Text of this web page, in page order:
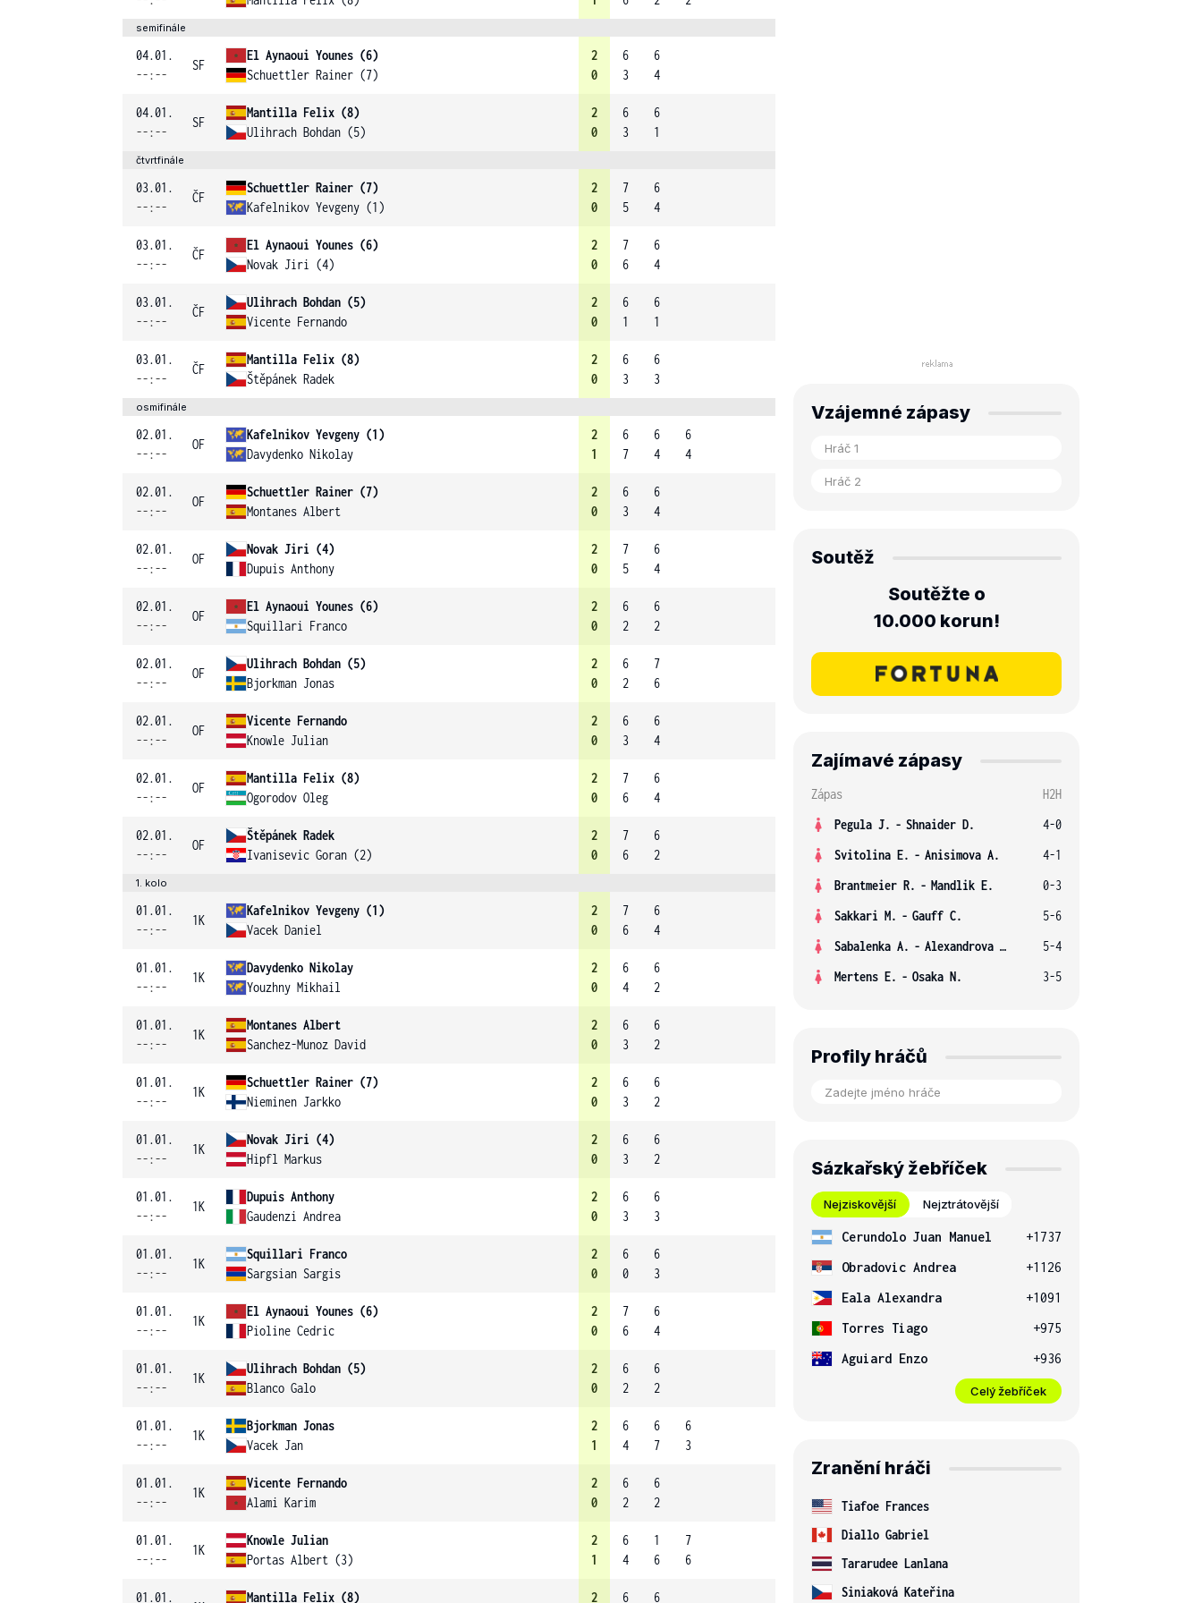
semifinále
04.01.
--:--
SF
El Aynaoui Younes (6)
Schuettler Rainer (7)
2
0
6
3
6
4
04.01.
--:--
SF
Mantilla Felix (8)
Ulihrach Bohdan (5)
2
0
6
3
6
1
čtvrtfinále
03.01.
--:--
ČF
Schuettler Rainer (7)
Kafelnikov Yevgeny (1)
2
0
7
5
6
4
03.01.
--:--
ČF
El Aynaoui Younes (6)
Novak Jiri (4)
2
0
7
6
6
4
03.01.
--:--
ČF
Ulihrach Bohdan (5)
Vicente Fernando
2
0
6
1
6
1
03.01.
--:--
ČF
Mantilla Felix (8)
Štěpánek Radek
2
0
6
3
6
3
osmifinále
02.01.
--:--
OF
Kafelnikov Yevgeny (1)
Davydenko Nikolay
2
1
6
7
6
4
6
4
02.01.
--:--
OF
Schuettler Rainer (7)
Montanes Albert
2
0
6
3
6
4
02.01.
--:--
OF
Novak Jiri (4)
Dupuis Anthony
2
0
7
5
6
4
02.01.
--:--
OF
El Aynaoui Younes (6)
Squillari Franco
2
0
6
2
6
2
02.01.
--:--
OF
Ulihrach Bohdan (5)
Bjorkman Jonas
2
0
6
2
7
6
02.01.
--:--
OF
Vicente Fernando
Knowle Julian
2
0
6
3
6
4
02.01.
--:--
OF
Mantilla Felix (8)
Ogorodov Oleg
2
0
7
6
6
4
02.01.
--:--
OF
Štěpánek Radek
Ivanisevic Goran (2)
2
0
7
6
6
2
1. kolo
01.01.
--:--
1K
Kafelnikov Yevgeny (1)
Vacek Daniel
2
0
7
6
6
4
01.01.
--:--
1K
Davydenko Nikolay
Youzhny Mikhail
2
0
6
4
6
2
01.01.
--:--
1K
Montanes Albert
Sanchez-Munoz David
2
0
6
3
6
2
01.01.
--:--
1K
Schuettler Rainer (7)
Nieminen Jarkko
2
0
6
3
6
2
01.01.
--:--
1K
Novak Jiri (4)
Hipfl Markus
2
0
6
3
6
2
01.01.
--:--
1K
Dupuis Anthony
Gaudenzi Andrea
2
0
6
3
6
3
01.01.
--:--
1K
Squillari Franco
Sargsian Sargis
2
0
6
0
6
3
01.01.
--:--
1K
El Aynaoui Younes (6)
Pioline Cedric
2
0
7
6
6
4
01.01.
--:--
1K
Ulihrach Bohdan (5)
Blanco Galo
2
0
6
2
6
2
01.01.
--:--
1K
Bjorkman Jonas
Vacek Jan
2
1
6
4
6
7
6
3
01.01.
--:--
1K
Vicente Fernando
Alami Karim
2
0
6
2
6
2
01.01.
--:--
1K
Knowle Julian
Portas Albert (3)
2
1
6
4
1
6
7
6
01.01. Mantilla Felix (8) 2 6 6
Vzájemné zápasy
Soutěž
Soutěžte o
10.000 korun!
Zajímavé zápasy
Zápas
H2H
Pegula J. - Shnaider D.
4-0
Svitolina E. - Anisimova A.
4-1
Brantmeier R. - Mandlik E.
0-3
Sakkari M. - Gauff C.
5-6
Sabalenka A. - Alexandrova E.
5-4
Mertens E. - Osaka N. 3-5
Profily hráčů
Sázkařský žebříček
Nejziskovější Nejztrátovější
Cerundolo Juan Manuel
+1737
Obradovic Andrea
+1126
Eala Alexandra
+1091
Torres Tiago
+975
Aguiard Enzo
+936
Celý žebříček
Zranění hráči
Tiafoe Frances
Diallo Gabriel
Tararudee Lanlana
Siniaková Kateřina